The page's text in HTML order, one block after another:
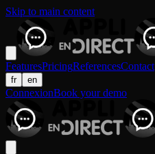
Skip to main content
FeaturesPricingReferencesContact
fr en
ConnexionBook your demo